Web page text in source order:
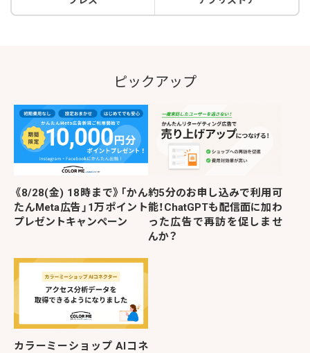
ピックアップ
《8/28(金) 18時まで》「かん
たんMeta広告」1万ポイント
プレゼントキャンペーン
約5分のお申し込みで利用可
能！ChatGPTも配信面に加わ
った広告で再訪を促しませ
んか？
カラーミーショップ AIコネ